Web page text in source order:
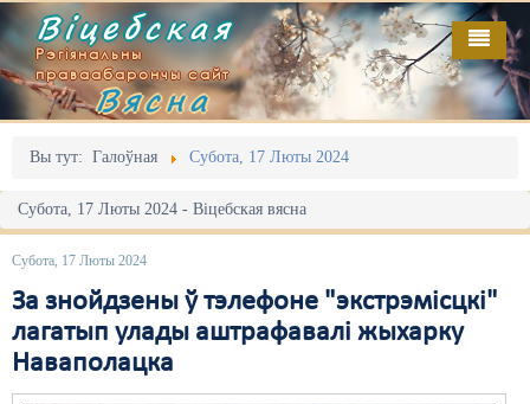
Віцебская
Рэгіянальны
праваабарончы сайт
Вясна
Вы тут: Галоўная Субота, 17 Люты 2024
Субота, 17 Люты 2024 - Віцебская вясна
Субота, 17 Люты 2024
За знойдзены ў тэлефоне "экстрэмісцкі"
лагатып улады аштрафавалі жыхарку
Наваполацка
Галоўная
Адміністрацыйны перасьлед
Акцыі
Выбары
Грамадзянскія ініцыятывы
Дзяржава
Выданьні
Відэа
Пра нас
RSS